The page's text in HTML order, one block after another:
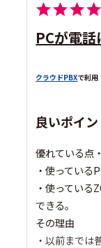
PCが電
クラウドPBXで利用
良いポイン
優れている点
・使っている
・使っている
できる。
その理由
・以前までは